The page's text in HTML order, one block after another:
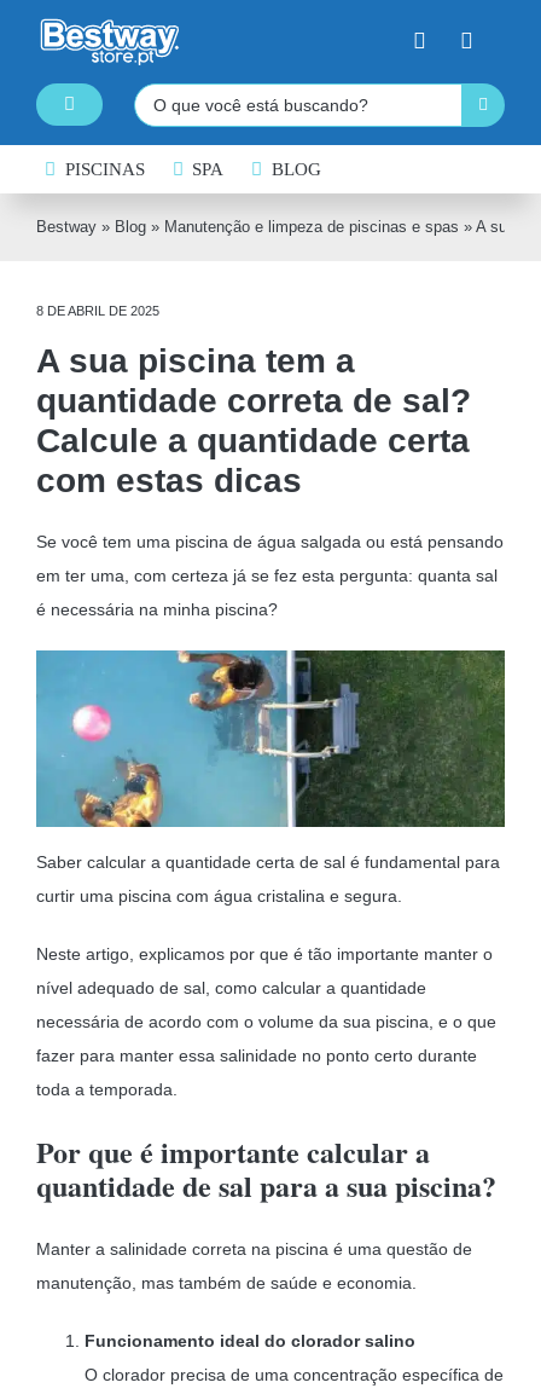
content
Toggle
PISCINAS DESMONTÁVEIS
SPA INSUFLÁVEL
CAIAQUES INSUFLÁVEIS
BARCOS INSUFLÁVEIS
INSUFLÁVEIS DE ÁGUA
EQUIPAMENTO DE NATAÇÃO
MOBILIÁRIO INSUFLÁVEL
CAMPISMO
ACESSÓRIOS PARA PISCINAS
PEÇAS DE SUBSTITUIÇÃO PARA PISCINAS
PEÇAS DE SUBSTITUIÇÃO PARA SPA
Pesquisar
PISCINAS SPA BLOG
Bestway» Blog» Manutenção e limpeza de piscinas e spas » A sua
8 DE ABRIL DE 2025
A sua piscina tem a
quantidade correta de sal?
Calcule a quantidade certa
com estas dicas
Se você tem uma piscina de água salgada ou está pensando
em ter uma, com certeza já se fez esta pergunta: quanta sal
é necessária na minha piscina?
Saber calcular a quantidade certa de sal é fundamental para
curtir uma piscina com água cristalina e segura.
Neste artigo, explicamos por que é tão importante manter o
nível adequado de sal, como calcular a quantidade
necessária de acordo com o volume da sua piscina, e o que
fazer para manter essa salinidade no ponto certo durante
toda a temporada.
Por que é importante calcular a
quantidade de sal para a sua piscina?
Manter a salinidade correta na piscina é uma questão de
manutenção, mas também de saúde e economia.
Funcionamento ideal do clorador salino
O clorador precisa de uma concentração específica de